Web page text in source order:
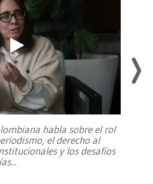
habla sobre el rol
el derecho al
y los desafíos
...